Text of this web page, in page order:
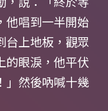
他唱到一半開始
台上地板，觀眾
的眼淚，他平伏
」然後吶喊十幾